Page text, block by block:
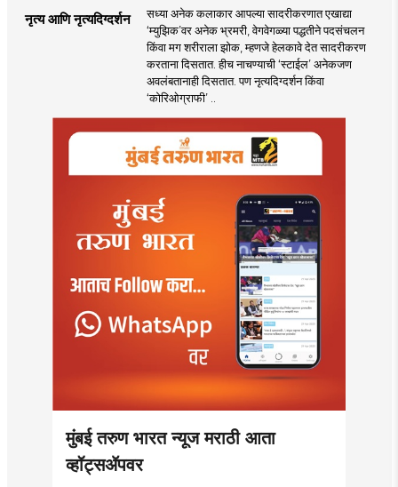
नृत्य आणि नृत्यदिग्दर्शन
सध्या अनेक कलाकार आपल्या सादरीकरणात एखाद्या
‌‘म्युझिक‌’वर अनेक भ्रमरी, वेगवेगळ्या पद्धतीने पदसंचलन
किंवा मग शरीराला झोक, म्हणजे हेलकावे देत सादरीकरण
करताना दिसतात. हीच नाचण्याची ‌‘स्टाईल‌’ अनेकजण
अवलंबतानाही दिसतात. पण नृत्यदिग्दर्शन किंवा
‌‘कोरिओग्राफी‌’ ..
मुंबई तरुण भारत न्यूज मराठी आता
व्हॉट्सॲपवर